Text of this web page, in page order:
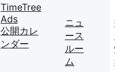
TimeTree
Ads
公開カレ
ンダー
ニュ
ース
ルー
ム